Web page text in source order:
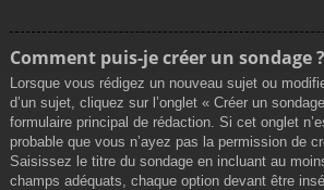
Comment puis-je créer un sondage ?
Lorsque vous rédigez un nouveau sujet ou
d’un sujet, cliquez sur l’onglet « Créer un
formulaire principal de rédaction. Si cet onglet
probable que vous n’ayez pas la permission de
Saisissez le titre du sondage en incluant au
champs adéquats, chaque option devant être